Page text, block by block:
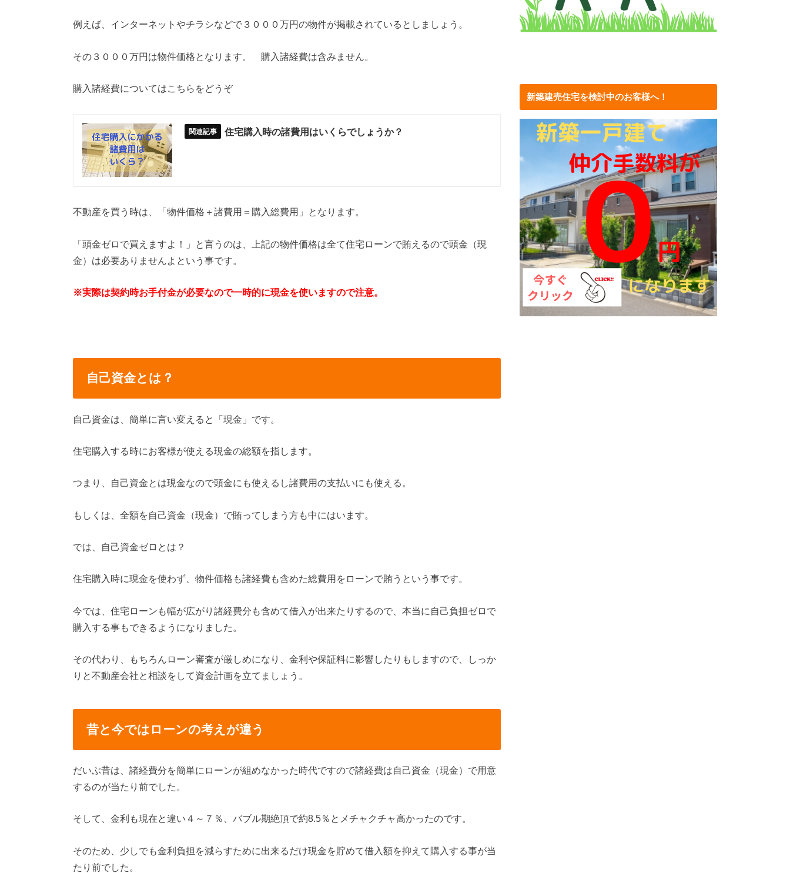
例えば、インターネットやチラシなどで３０００万円の物件が掲載されているとしましょう。
その３０００万円は物件価格となります。 購入諸経費は含みません。
購入諸経費についてはこちらをどうぞ
住宅購入時の諸費用はいくらでしょうか？
不動産を買う時は、「物件価格＋諸費用＝購入総費用」となります。
「頭金ゼロで買えますよ！」と言うのは、上記の物件価格は全て住宅ローンで賄えるので頭金（現
金）は必要ありませんよという事です。
※実際は契約時お手付金が必要なので一時的に現金を使いますので注意。
自己資金とは？
自己資金は、簡単に言い変えると「現金」です。
住宅購入する時にお客様が使える現金の総額を指します。
つまり、自己資金とは現金なので頭金にも使えるし諸費用の支払いにも使える。
もしくは、全額を自己資金（現金）で賄ってしまう方も中にはいます。
では、自己資金ゼロとは？
住宅購入時に現金を使わず、物件価格も諸経費も含めた総費用をローンで賄うという事です。
今では、住宅ローンも幅が広がり諸経費分も含めて借入が出来たりするので、本当に自己負担ゼロで
購入する事もできるようになりました。
その代わり、もちろんローン審査が厳しめになり、金利や保証料に影響したりもしますので、しっか
りと不動産会社と相談をして資金計画を立てましょう。
昔と今ではローンの考えが違う
だいぶ昔は、諸経費分を簡単にローンが組めなかった時代ですので諸経費は自己資金（現金）で用意
するのが当たり前でした。
そして、金利も現在と違い４～７％、バブル期絶頂で約8.5％とメチャクチャ高かったのです。
そのため、少しでも金利負担を減らすために出来るだけ現金を貯めて借入額を抑えて購入する事が当
たり前でした。
新築建売住宅を検討中のお客様へ！